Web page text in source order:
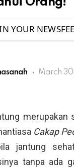
YOUR
March
merupakan
Cakap
jantung
tanpa ada